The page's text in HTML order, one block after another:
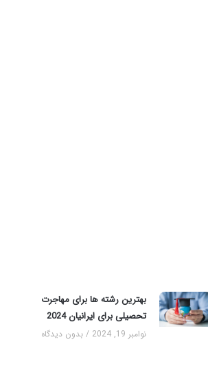
بهترین رشته ها برای مهاجرت
تحصیلی برای ایرانیان 2024
نوامبر 19, 2024 بدون دیدگاه